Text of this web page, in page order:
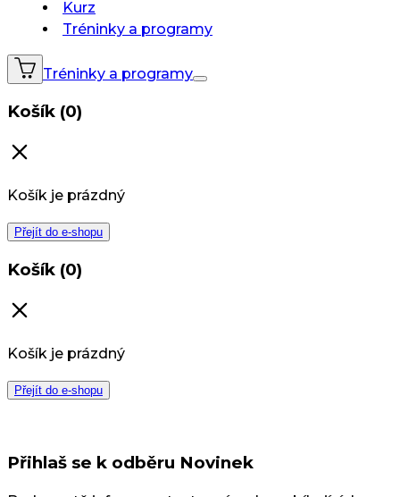
Kurz
Tréninky a programy
Tréninky a programy
Košík (0)
Košík je prázdný
Přejít do e-shopu
Košík (0)
Košík je prázdný
Přejít do e-shopu
Přihlaš se k odběru Novinek